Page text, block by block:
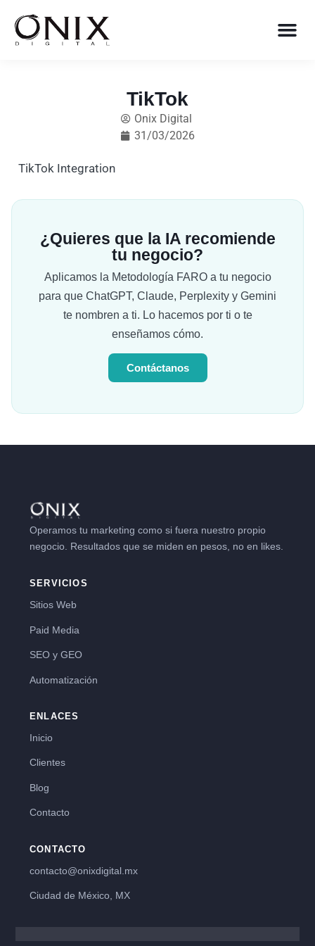
TikTok
Onix Digital
31/03/2026
TikTok Integration
¿Quieres que la IA recomiende
tu negocio?
Aplicamos la Metodología FARO a tu negocio
para que ChatGPT, Claude, Perplexity y Gemini
te nombren a ti. Lo hacemos por ti o te
enseñamos cómo.
Contáctanos
Operamos tu marketing como si fuera nuestro propio
negocio. Resultados que se miden en pesos, no en likes.
SERVICIOS
Sitios Web
Paid Media
SEO y GEO
Automatización
ENLACES
Inicio
Clientes
Blog
Contacto
CONTACTO
contacto@onixdigital.mx
Ciudad de México, MX